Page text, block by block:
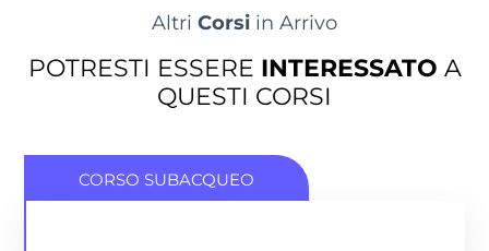
Altri Corsi in Arrivo
POTRESTI ESSERE INTERESSATO A
QUESTI CORSI
CORSO SUBACQUEO